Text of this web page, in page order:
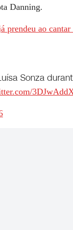
Danning.
prendeu ao
Sonza